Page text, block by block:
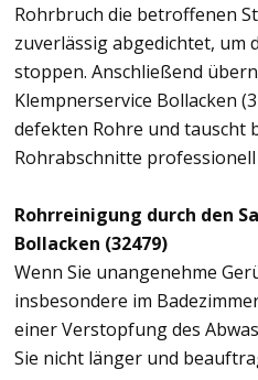
Rohrbruch die betroffenen
zuverlässig abgedichtet, um
stoppen. Anschließend
Klempnerservice Bollacken
defekten Rohre und tauscht
Rohrabschnitte professionell
Rohrreinigung durch den
Bollacken (32479)
Wenn Sie unangenehme
insbesondere im
einer Verstopfung des
Sie nicht länger und